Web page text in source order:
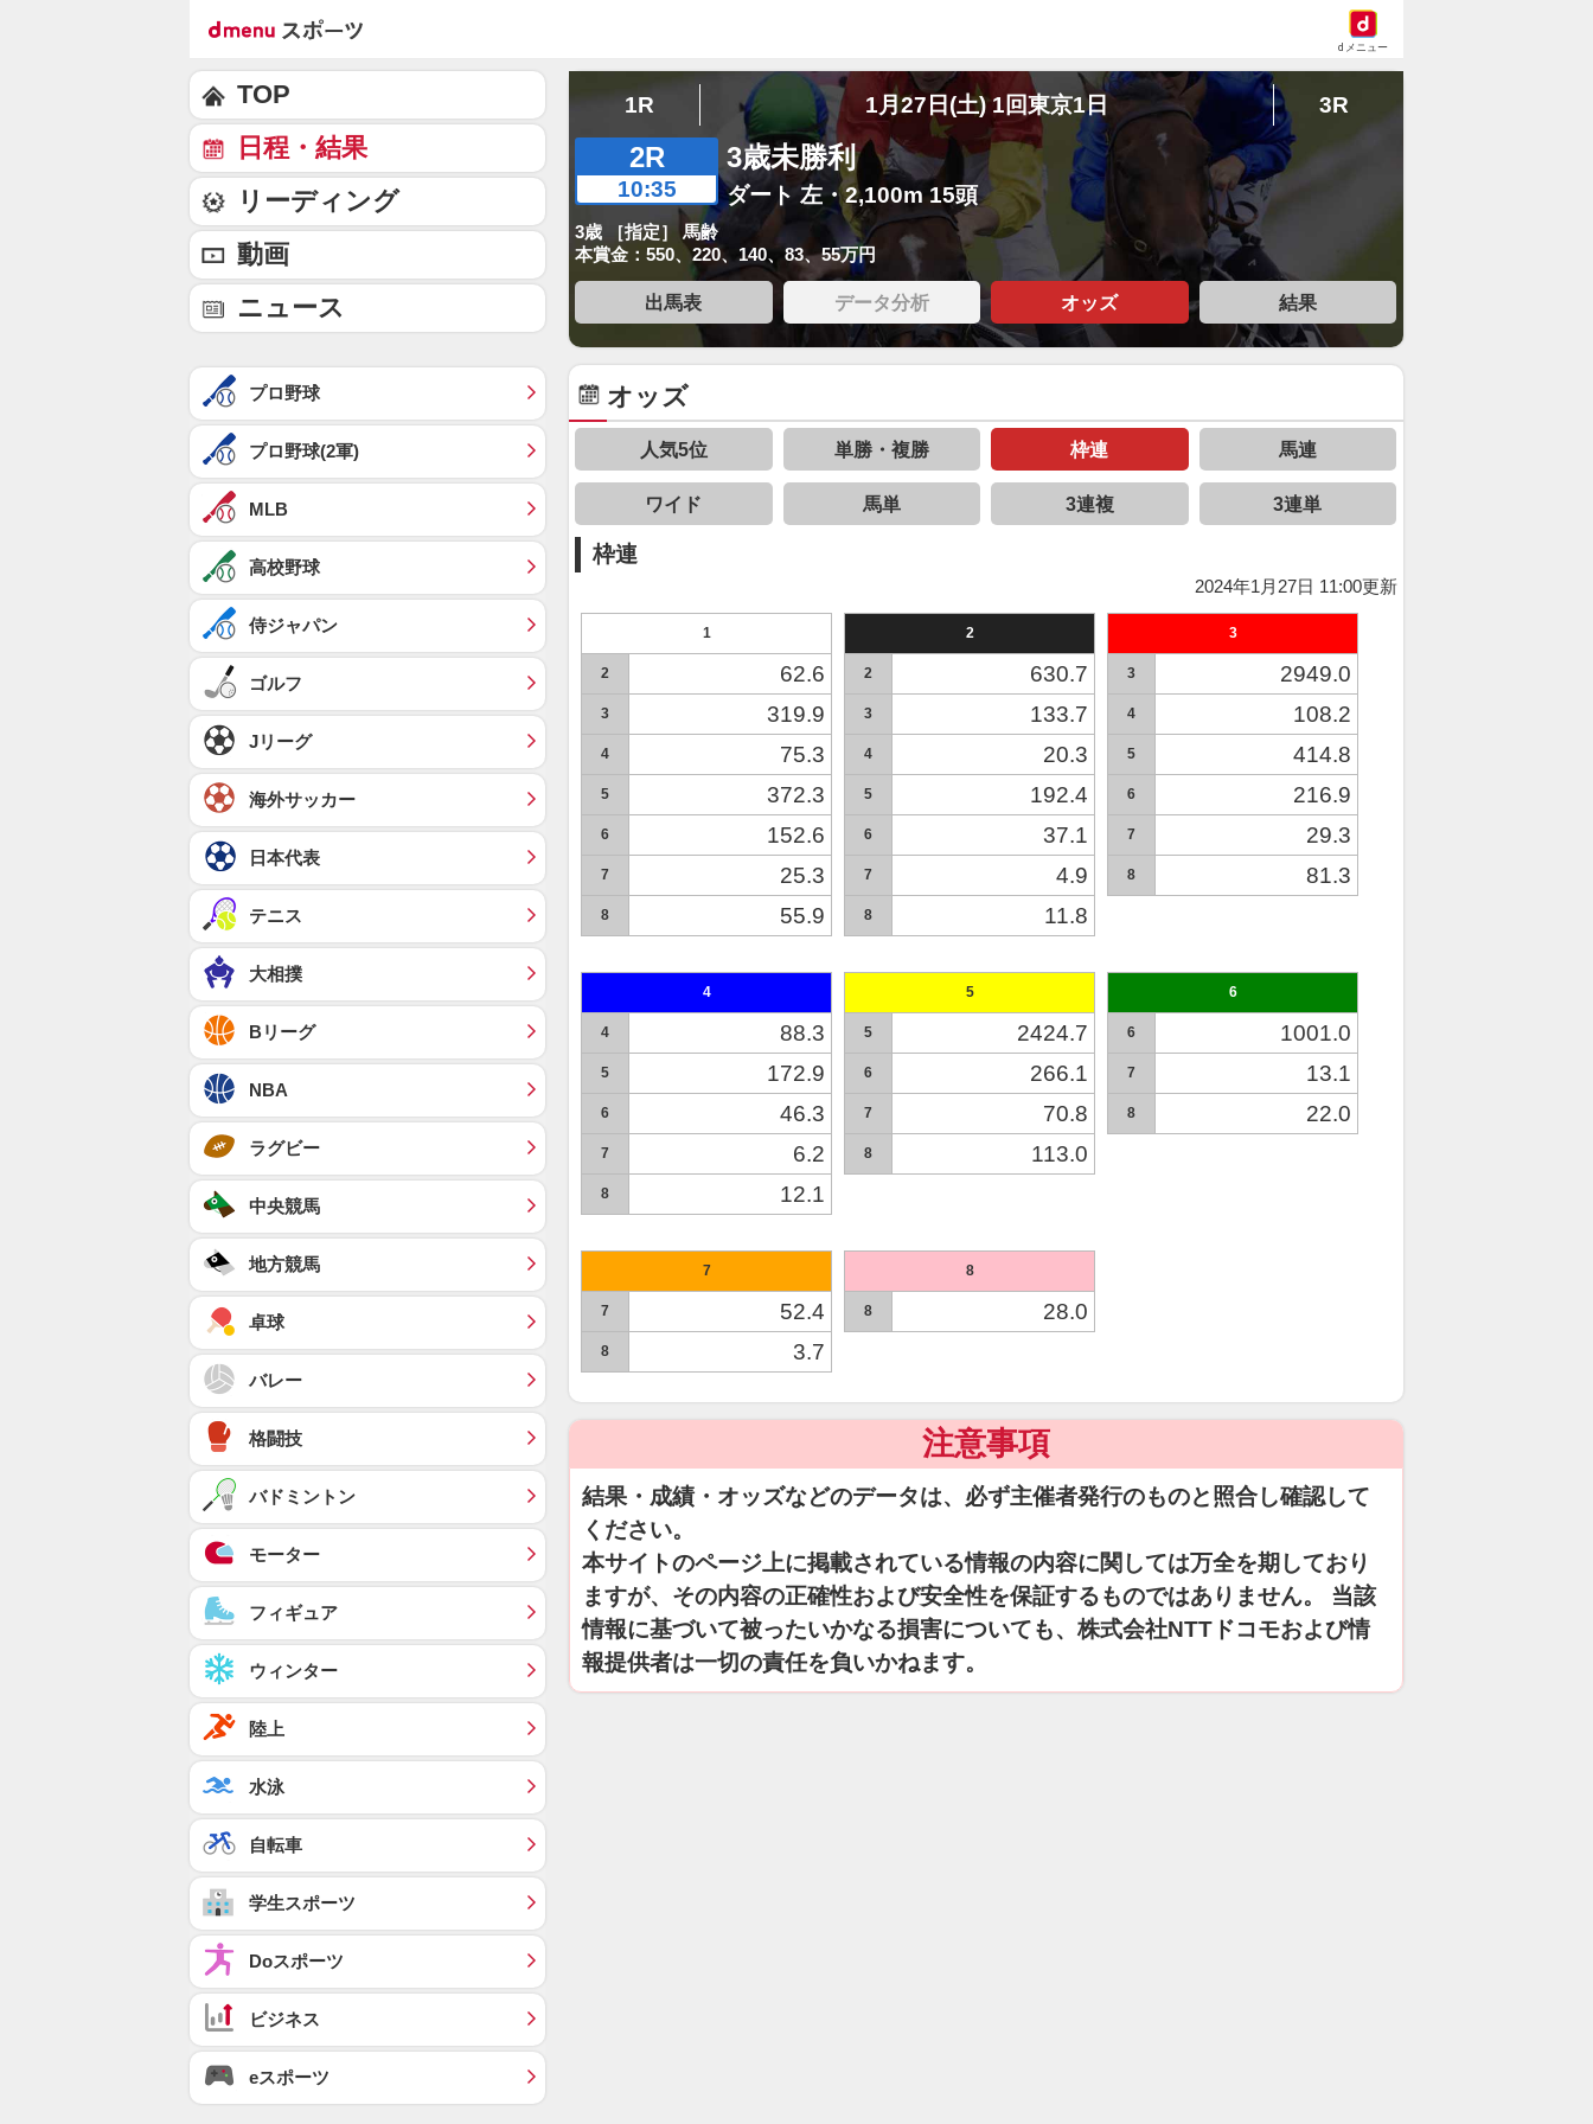
dメニュー
1R 1月27日(土) 1回東京1日 3R
2R
10:35
3歳未勝利
ダート 左・2,100m 15頭
3歳 ［指定］ 馬齢
本賞金：550、220、140、83、55万円
出馬表 データ分析 オッズ 結果
オッズ
人気5位 単勝・複勝 枠連 馬連
ワイド 馬単 3連複 3連単
枠連
2024年1月27日 11:00更新
1
2 62.6
3 319.9
4 75.3
5 372.3
6 152.6
7 25.3
8 55.9
2
2 630.7
3 133.7
4 20.3
5 192.4
6 37.1
7 4.9
8 11.8
3
3 2949.0
4 108.2
5 414.8
6 216.9
7 29.3
8 81.3
4
4 88.3
5 172.9
6 46.3
7 6.2
8 12.1
5
5 2424.7
6 266.1
7 70.8
8 113.0
6
6 1001.0
7 13.1
8 22.0
7
7 52.4
8 3.7
8
8 28.0
注意事項
結果・成績・オッズなどのデータは、必ず主催者発行のものと照合し確認して
ください。
本サイトのページ上に掲載されている情報の内容に関しては万全を期しており
ますが、その内容の正確性および安全性を保証するものではありません。 当該
情報に基づいて被ったいかなる損害についても、株式会社NTTドコモおよび情
報提供者は一切の責任を負いかねます。
TOP
日程・結果
リーディング
動画
ニュース
プロ野球
プロ野球(2軍)
MLB
高校野球
侍ジャパン
ゴルフ
Jリーグ
海外サッカー
日本代表
テニス
大相撲
Bリーグ
NBA
ラグビー
中央競馬
地方競馬
卓球
バレー
格闘技
バドミントン
モーター
フィギュア
ウィンター
陸上
水泳
自転車
学生スポーツ
Doスポーツ
ビジネス
eスポーツ